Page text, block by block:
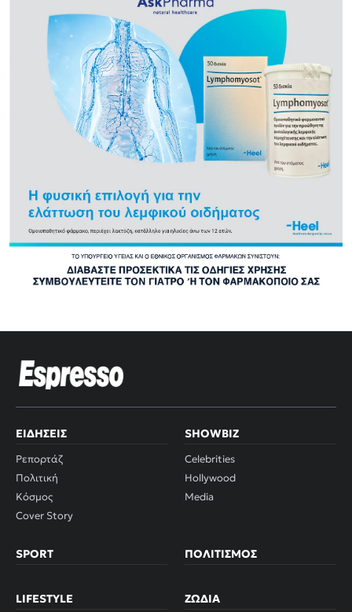
ΕΙΔΉΣΕΙΣ
Ρεπορτάζ
Πολιτική
Κόσμος
Cover Story
SHOWBIZ
Celebrities
Hollywood
Media
SPORT ΠΟΛΙΤΙΣΜΌΣ
LIFESTYLE ΖΏΔΙΑ